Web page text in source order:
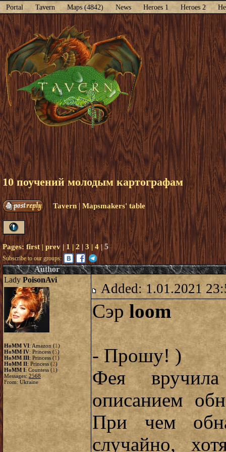
Portal Tavern Maps (4842) News Heroes 1 Heroes 2
10 поучений молодым картографам
Tavern| Mapsmakers' table
Pages: first| prev |1|2| 3 |4|5
Subscribe to our groups:
Author
Lady PoisonAvi
HoMM VI: Amazon (1)
HoMM IV: Princess (5)
HoMM III: Princess (1)
HoMM II: Princess (2)
HoMM I: Countess (1)
Messages: 2568
From: Ukraine
Added: 1.01.2021
Сэрloom
- Прошу! )
Фея
описанием
При чем
случайно,